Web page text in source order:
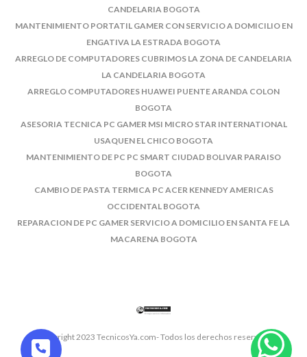
CANDELARIA BOGOTA
MANTENIMIENTO PORTATIL GAMER CON SERVICIO A DOMICILIO EN
ENGATIVA LA ESTRADA BOGOTA
ARREGLO DE COMPUTADORES CUBRIMOS LA ZONA DE CANDELARIA
LA CANDELARIA BOGOTA
ARREGLO COMPUTADORES HUAWEI PUENTE ARANDA COLON
BOGOTA
ASESORIA TECNICA PC GAMER MSI MICRO STAR INTERNATIONAL
USAQUEN EL CHICO BOGOTA
MANTENIMIENTO DE PC PC SMART CIUDAD BOLIVAR PARAISO
BOGOTA
CAMBIO DE PASTA TERMICA PC ACER KENNEDY AMERICAS
OCCIDENTAL BOGOTA
REPARACION DE PC GAMER SERVICIO A DOMICILIO EN SANTA FE LA
MACARENA BOGOTA
© Copyright 2023 TecnicosYa.com- Todos los derechos reservados